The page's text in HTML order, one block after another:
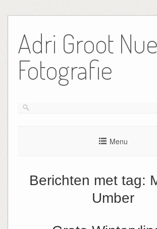
de
inhoud
Adri Groot
Fotografie
Menu
Berichten met tag:
Umber